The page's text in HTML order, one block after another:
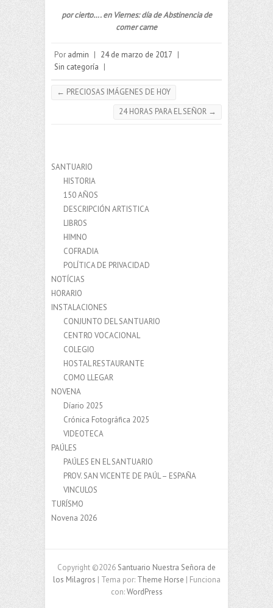
por cierto…. en Viernes: día de Abstinencia de
comer carne
Por admin | 24 de marzo de 2017 |
Sin categoría |
← PRECIOSAS IMÁGENES DE HOY
24 HORAS PARA EL SEÑOR →
SANTUARIO
HISTORIA
150 AÑOS
DESCRIPCIÓN ARTISTICA
LIBROS
HIMNO
COFRADIA
POLÍTICA DE PRIVACIDAD
NOTÍCIAS
HORARIO
INSTALACIONES
CONJUNTO DEL SANTUARIO
CENTRO VOCACIONAL
COLEGIO
HOSTAL RESTAURANTE
COMO LLEGAR
NOVENA
Díario 2025
Crónica Fotográfica 2025
VIDEOTECA
PAÚLES
PAÚLES EN EL SANTUARIO
PROV. SAN VICENTE DE PAÚL – ESPAÑA
VINCULOS
TURÍSMO
Novena 2026
Copyright ©2026 Santuario Nuestra Señora de
los Milagros | Tema por: Theme Horse | Funciona
con:WordPress